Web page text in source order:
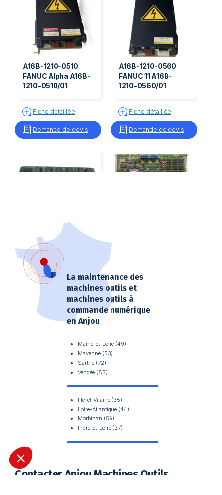
A16B-1210-0510
FANUC Alpha A16B-
1210-0510/01
Fiche détaillée
Demande de devis
A16B-1210-0560
FANUC 11 A16B-
1210-0560/01
Fiche détaillée
Demande de devis
A20B-2900-0531
FANUC SRAM
A20B-2900-0531
Fiche détaillée
Demande de devis
Fiche détaillée
Demande de devis
A06B-6087-H126
FANUC PSM26
A06B-6087-H126
A06B-6087-H130
FANUC PSM30
A06B-6087-H130
La maintenance des
machines outils et
machines outils à
commande numérique
en Anjou
Maine-et-Loire (49)
Mayenne (53)
Sarthe (72)
Vendée (85)
Ille-et-Vilaine (35)
Loire-Atlantique (44)
Morbihan (56)
Indre-et-Loire (37)
Contacter Anjou Machines Outils